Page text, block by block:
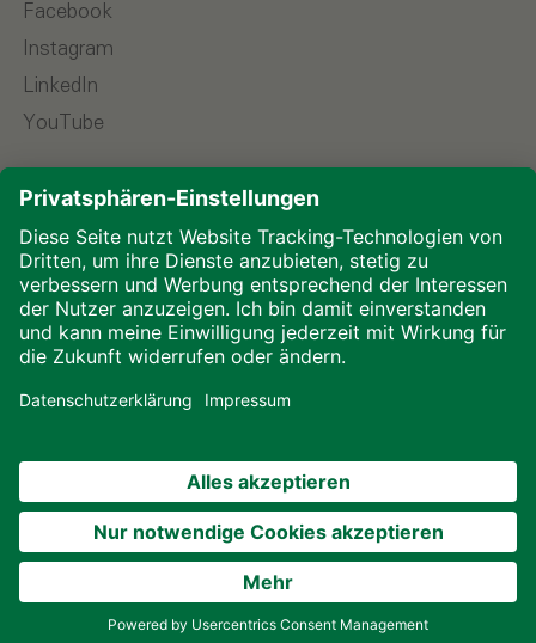
Facebook
Instagram
LinkedIn
YouTube
Sprache wählen
Impressum
Downloads
Cookies
© 2026 ALHO Systembau – Ein Unternehmen der
ALHO Gruppe